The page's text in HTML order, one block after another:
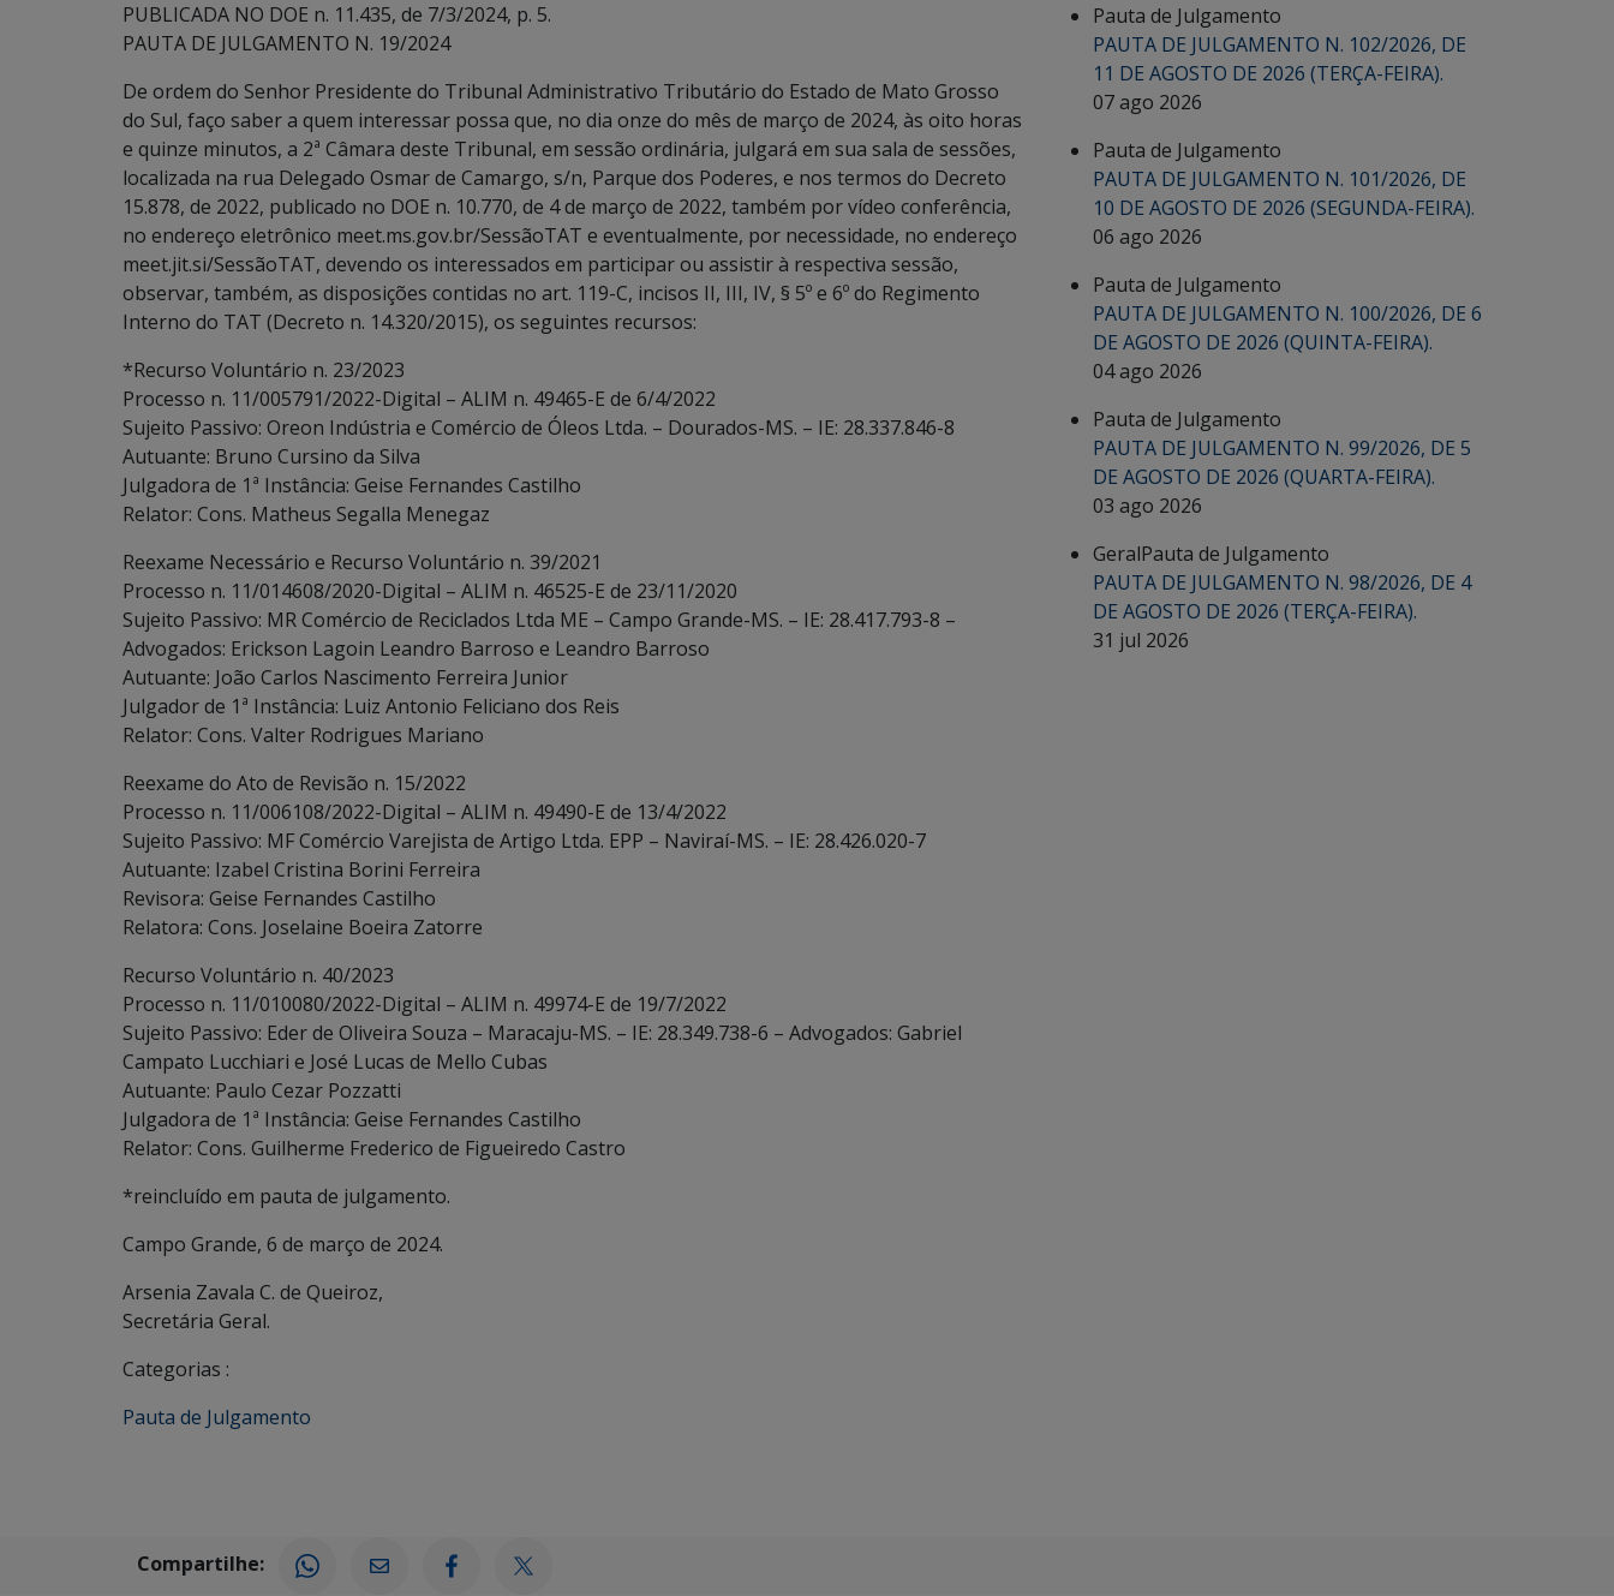
PUBLICADA NO DOE n. 11.435, de 7/3/2024, p. 5.
PAUTA DE JULGAMENTO N. 19/2024
De ordem do Senhor Presidente do Tribunal Administrativo Tributário do Estado de Mato Grosso
do Sul, faço saber a quem interessar possa que, no dia onze do mês de março de 2024, às oito horas
e quinze minutos, a 2ª Câmara deste Tribunal, em sessão ordinária, julgará em sua sala de sessões,
localizada na rua Delegado Osmar de Camargo, s/n, Parque dos Poderes, e nos termos do Decreto
15.878, de 2022, publicado no DOE n. 10.770, de 4 de março de 2022, também por vídeo conferência,
no endereço eletrônico meet.ms.gov.br/SessãoTAT e eventualmente, por necessidade, no endereço
meet.jit.si/SessãoTAT, devendo os interessados em participar ou assistir à respectiva sessão,
observar, também, as disposições contidas no art. 119-C, incisos II, III, IV, § 5º e 6º do Regimento
Interno do TAT (Decreto n. 14.320/2015), os seguintes recursos:
*Recurso Voluntário n. 23/2023
Processo n. 11/005791/2022-Digital – ALIM n. 49465-E de 6/4/2022
Sujeito Passivo: Oreon Indústria e Comércio de Óleos Ltda. – Dourados-MS. – IE: 28.337.846-8
Autuante: Bruno Cursino da Silva
Julgadora de 1ª Instância: Geise Fernandes Castilho
Relator: Cons. Matheus Segalla Menegaz
Reexame Necessário e Recurso Voluntário n. 39/2021
Processo n. 11/014608/2020-Digital – ALIM n. 46525-E de 23/11/2020
Sujeito Passivo: MR Comércio de Reciclados Ltda ME – Campo Grande-MS. – IE: 28.417.793-8 –
Advogados: Erickson Lagoin Leandro Barroso e Leandro Barroso
Autuante: João Carlos Nascimento Ferreira Junior
Julgador de 1ª Instância: Luiz Antonio Feliciano dos Reis
Relator: Cons. Valter Rodrigues Mariano
Reexame do Ato de Revisão n. 15/2022
Processo n. 11/006108/2022-Digital – ALIM n. 49490-E de 13/4/2022
Sujeito Passivo: MF Comércio Varejista de Artigo Ltda. EPP – Naviraí-MS. – IE: 28.426.020-7
Autuante: Izabel Cristina Borini Ferreira
Revisora: Geise Fernandes Castilho
Relatora: Cons. Joselaine Boeira Zatorre
Recurso Voluntário n. 40/2023
Processo n. 11/010080/2022-Digital – ALIM n. 49974-E de 19/7/2022
Sujeito Passivo: Eder de Oliveira Souza – Maracaju-MS. – IE: 28.349.738-6 – Advogados: Gabriel
Campato Lucchiari e José Lucas de Mello Cubas
Autuante: Paulo Cezar Pozzatti
Julgadora de 1ª Instância: Geise Fernandes Castilho
Relator: Cons. Guilherme Frederico de Figueiredo Castro
*reincluído em pauta de julgamento.
Campo Grande, 6 de março de 2024.
Arsenia Zavala C. de Queiroz,
Secretária Geral.
Categorias :
Pauta de Julgamento
Pauta de Julgamento
PAUTA DE JULGAMENTO N. 102/2026, DE
11 DE AGOSTO DE 2026 (TERÇA-FEIRA).
07 ago 2026
Pauta de Julgamento
PAUTA DE JULGAMENTO N. 101/2026, DE
10 DE AGOSTO DE 2026 (SEGUNDA-FEIRA).
06 ago 2026
Pauta de Julgamento
PAUTA DE JULGAMENTO N. 100/2026, DE 6
DE AGOSTO DE 2026 (QUINTA-FEIRA).
04 ago 2026
Pauta de Julgamento
PAUTA DE JULGAMENTO N. 99/2026, DE 5
DE AGOSTO DE 2026 (QUARTA-FEIRA).
03 ago 2026
GeralPauta de Julgamento
PAUTA DE JULGAMENTO N. 98/2026, DE 4
DE AGOSTO DE 2026 (TERÇA-FEIRA).
31 jul 2026
Compartilhe: